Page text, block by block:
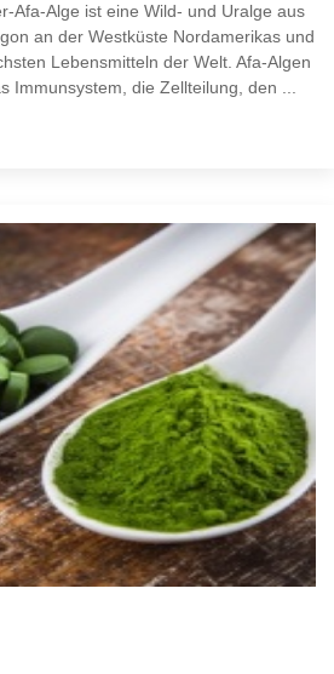
Afa-Alge ist eine Wild- und Uralge aus
an der Westküste Nordamerikas und
Lebensmitteln der Welt. Afa-Algen
Immunsystem, die Zellteilung, den ...